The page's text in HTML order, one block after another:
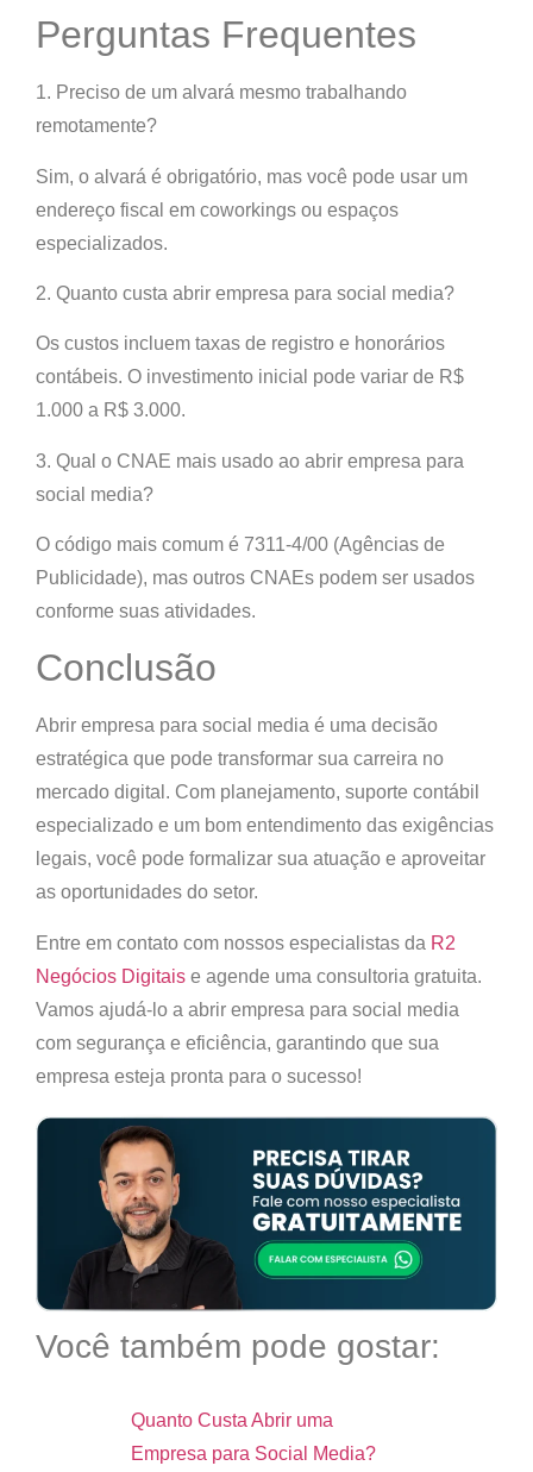
Perguntas Frequentes
1. Preciso de um alvará mesmo trabalhando
remotamente?
Sim, o alvará é obrigatório, mas você pode usar um
endereço fiscal em coworkings ou espaços
especializados.
2. Quanto custa abrir empresa para social media?
Os custos incluem taxas de registro e honorários
contábeis. O investimento inicial pode variar de R$
1.000 a R$ 3.000.
3. Qual o CNAE mais usado ao abrir empresa para
social media?
O código mais comum é 7311-4/00 (Agências de
Publicidade), mas outros CNAEs podem ser usados
conforme suas atividades.
Conclusão
Abrir empresa para social media é uma decisão
estratégica que pode transformar sua carreira no
mercado digital. Com planejamento, suporte contábil
especializado e um bom entendimento das exigências
legais, você pode formalizar sua atuação e aproveitar
as oportunidades do setor.
Entre em contato com nossos especialistas da R2
Negócios Digitais e agende uma consultoria gratuita.
Vamos ajudá-lo a abrir empresa para social media
com segurança e eficiência, garantindo que sua
empresa esteja pronta para o sucesso!
Você também pode gostar:
Quanto Custa Abrir uma
Empresa para Social Media?